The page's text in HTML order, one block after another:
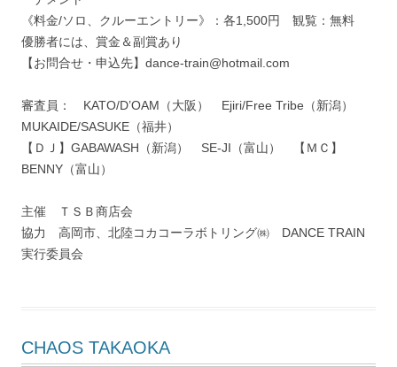
《料金/ソロ、クルーエントリー》：各1,500円 観覧：無料
優勝者には、賞金＆副賞あり
【お問合せ・申込先】dance-train@hotmail.com
審査員： KATO/D’OAM（大阪） Ejiri/Free Tribe（新潟）
MUKAIDE/SASUKE（福井）
【ＤＪ】GABAWASH（新潟） SE-JI（富山） 【ＭＣ】
BENNY（富山）
主催 ＴＳＢ商店会
協力 高岡市、北陸コカコーラボトリング㈱ DANCE TRAIN
実行委員会
CHAOS TAKAOKA